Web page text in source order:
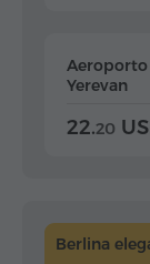
Aeroporto
Yerevan
22.20
Berlina